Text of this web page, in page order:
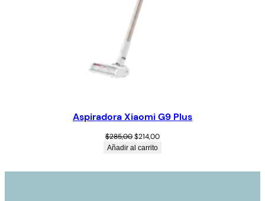
Aspiradora Xiaomi G9 Plus
$285,00$214,00
Añadir al carrito